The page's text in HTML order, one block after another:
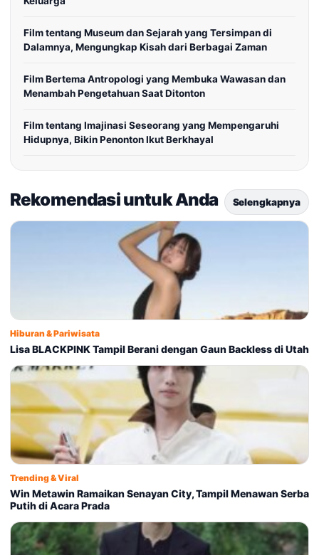
Film tentang Museum dan Sejarah yang Tersimpan di
Dalamnya, Mengungkap Kisah dari Berbagai Zaman
Film Bertema Antropologi yang Membuka Wawasan dan
Menambah Pengetahuan Saat Ditonton
Film tentang Imajinasi Seseorang yang Mempengaruhi
Hidupnya, Bikin Penonton Ikut Berkhayal
Rekomendasi untuk Anda Selengkapnya
Hiburan & Pariwisata
Lisa BLACKPINK Tampil Berani dengan Gaun Backless di Utah
Trending & Viral
Win Metawin Ramaikan Senayan City, Tampil Menawan Serba
Putih di Acara Prada